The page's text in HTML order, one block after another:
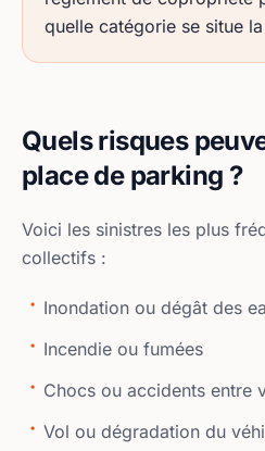
quelle catégorie se situe
Quels risques
place de parking ?
Voici les sinistres les plus
collectifs :
Inondation ou dégât des
Incendie ou fumées
Chocs ou accidents entre
Vol ou dégradation du